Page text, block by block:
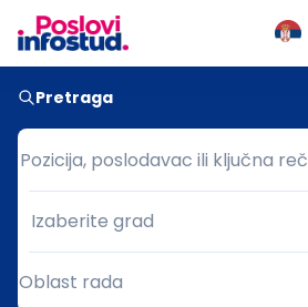
Pretraga
Pozicija, poslodavac ili ključna reč
Pozicija, poslodavac ili ključna reč
Grad
Izaberite grad
Oblast rada